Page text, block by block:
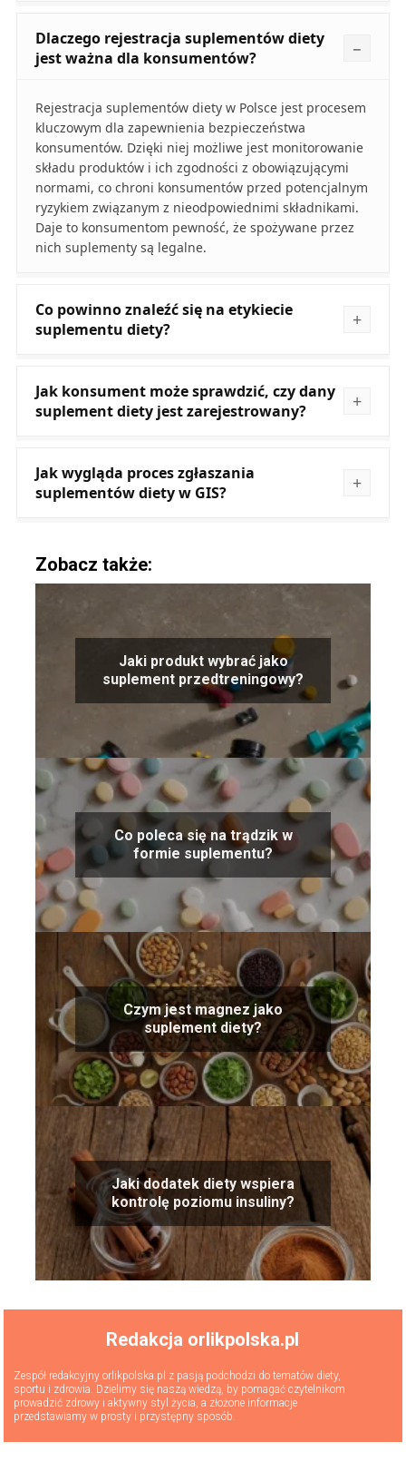
Dlaczego rejestracja suplementów diety
jest ważna dla konsumentów?
Rejestracja suplementów diety w Polsce jest procesem
kluczowym dla zapewnienia bezpieczeństwa
konsumentów. Dzięki niej możliwe jest monitorowanie
składu produktów i ich zgodności z obowiązującymi
normami, co chroni konsumentów przed potencjalnym
ryzykiem związanym z nieodpowiednimi składnikami.
Daje to konsumentom pewność, że spożywane przez
nich suplementy są legalne.
Co powinno znaleźć się na etykiecie
suplementu diety?
Jak konsument może sprawdzić, czy dany
suplement diety jest zarejestrowany?
Jak wygląda proces zgłaszania
suplementów diety w GIS?
Zobacz także:
Jaki produkt wybrać jako
suplement przedtreningowy?
Co poleca się na trądzik w
formie suplementu?
Czym jest magnez jako
suplement diety?
Jaki dodatek diety wspiera
kontrolę poziomu insuliny?
Redakcja orlikpolska.pl
Zespół redakcyjny orlikpolska.pl z pasją podchodzi do tematów diety,
sportu i zdrowia. Dzielimy się naszą wiedzą, by pomagać czytelnikom
prowadzić zdrowy i aktywny styl życia, a złożone informacje
przedstawiamy w prosty i przystępny sposób.